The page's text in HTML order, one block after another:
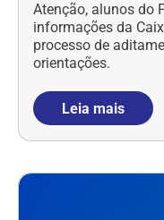
Atenção, alunos do
informações da
processo de
orientações.
Leia mais